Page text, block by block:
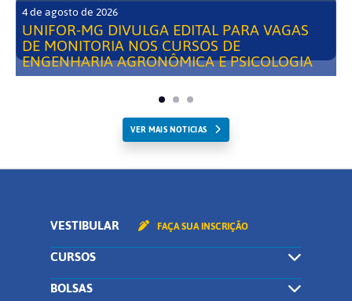
4 de agosto de 2026
UNIFOR-MG DIVULGA EDITAL PARA VAGAS
DE MONITORIA NOS CURSOS DE
ENGENHARIA AGRONÔMICA E PSICOLOGIA
VER MAIS NOTICIAS
VESTIBULAR FAÇA SUA INSCRIÇÃO
CURSOS
BOLSAS